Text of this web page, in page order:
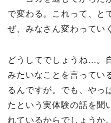
で変わる。これって、と
ぜ、みなさん変わってい
どうしてでしょうね…。
みたいなことを言ってい
るんですが。でも、やっ
たという実体験の話を聞
れているからでしょうか。